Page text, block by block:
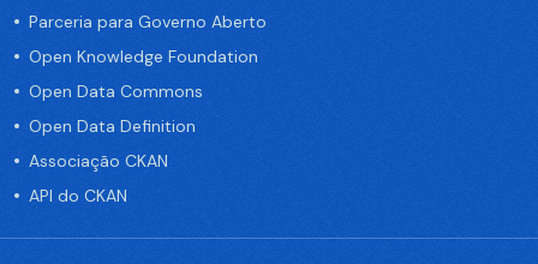
Parceria para Governo Aberto
Open Knowledge Foundation
Open Data Commons
Open Data Definition
Associação CKAN
API do CKAN